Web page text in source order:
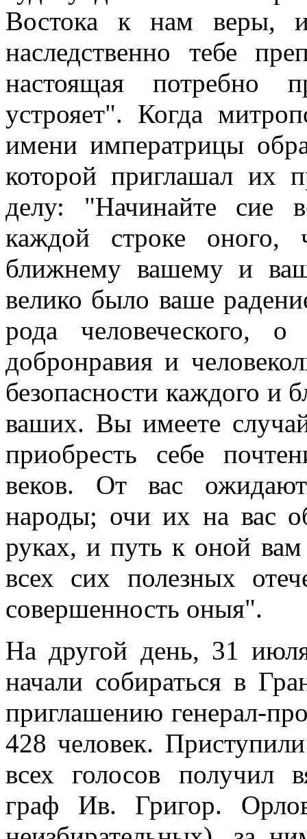
Востока к нам веры, и
наследственно тебе
настоящая потребно
устрояет". Когда
имени императрицы
которой приглашал их
делу: "Начинайте сие
каждой строке оного,
ближнему вашему и
велико было ваше
рода человеческого,
добронравия и
безопасности каждого и
ваших. Вы имеете
приобресть себе
веков. От вас
народы; очи их на вас
руках, и путь к оной вам
всех сих полезных
совершенность оныя".
На другой день, 31
начали собираться в
приглашению генерал-
428 человек.
всех голосов получил
граф Ив. Григор.